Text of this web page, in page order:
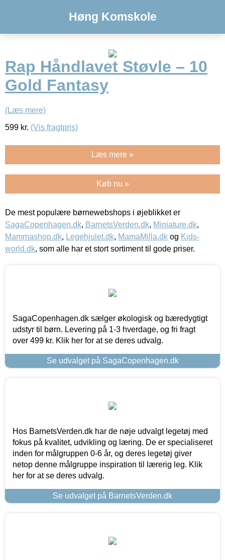
Høng Komskole
Rap Håndlavet Støvle – 10
Gold Fantasy
(Læs mere)
599 kr. (Vis fragtpris)
Læs mere »
Køb nu »
De mest populære børnewebshops i øjeblikket er
SagaCopenhagen.dk, BarnetsVerden.dk, Miniature.dk,
Mammashop.dk, Legehjulet.dk, MamaMilla.dk og Kids-
world.dk, som alle har et stort sortiment til gode priser.
SagaCopenhagen.dk sælger økologisk og bæredygtigt
udstyr til børn. Levering på 1-3 hverdage, og fri fragt
over 499 kr. Klik her for at se deres udvalg.
Se udvalget på SagaCopenhagen.dk
Hos BarnetsVerden.dk har de nøje udvalgt legetøj med
fokus på kvalitet, udvikling og læring. De er specialiseret
inden for målgruppen 0-6 år, og deres legetøj giver
netop denne målgruppe inspiration til lærerig leg. Klik
her for at se deres udvalg.
Se udvalget på BarnetsVerden.dk